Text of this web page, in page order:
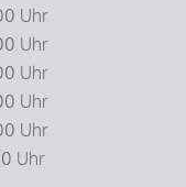
Uhr
Uhr
Uhr
Uhr
Uhr
Uhr